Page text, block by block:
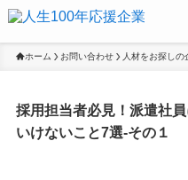
ホーム お問い合わせ 人材をお探しの
採用担当者必見！派遣社
いけないこと7選-その１